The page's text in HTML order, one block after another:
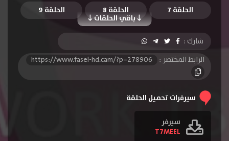
باقي الحلقات
الحلقة 7 الحلقة 8
الحلقة 9
الحلقة 12
الحلقة 13
شارك :
الرابط المختصر :
https://www.fasel-hd.cam/?p=278906
سيرفرات تحميل الحلقة
سيرفر
T7MEEL